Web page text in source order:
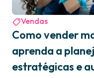
Vendas
Como vender
aprenda a
estratégicas e